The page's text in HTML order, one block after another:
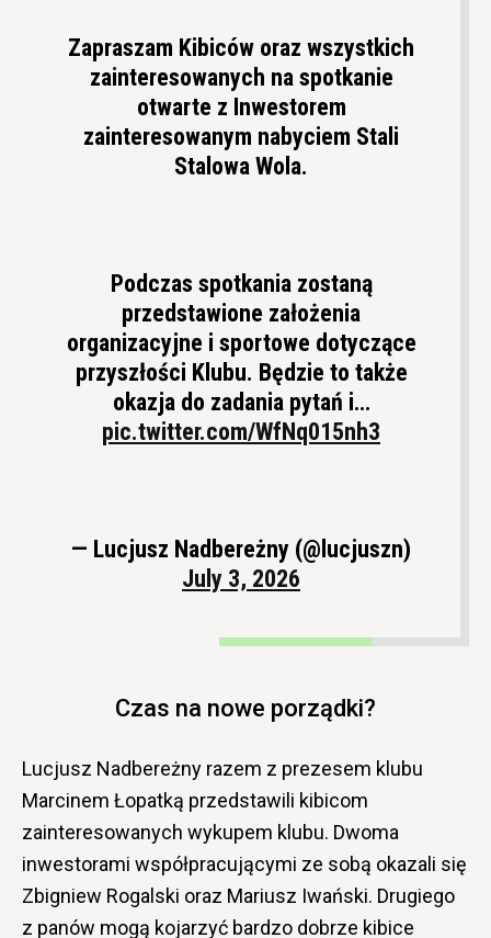
Zapraszam Kibiców oraz wszystkich
zainteresowanych na spotkanie
otwarte z Inwestorem
zainteresowanym nabyciem Stali
Stalowa Wola.
Podczas spotkania zostaną
przedstawione założenia
organizacyjne i sportowe dotyczące
przyszłości Klubu. Będzie to także
okazja do zadania pytań i…
pic.twitter.com/WfNq015nh3
— Lucjusz Nadbereżny (@lucjuszn)
July 3, 2026
Czas na nowe porządki?
Lucjusz Nadbereżny razem z prezesem klubu
Marcinem Łopatką przedstawili kibicom
zainteresowanych wykupem klubu. Dwoma
inwestorami współpracującymi ze sobą okazali się
Zbigniew Rogalski oraz Mariusz Iwański. Drugiego
z panów mogą kojarzyć bardzo dobrze kibice